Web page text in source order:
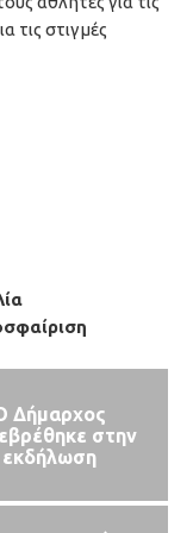
τις στιγμές
Δήμαρχος
στην
εκδήλωση